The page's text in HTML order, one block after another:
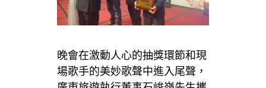
晚會在激動人心的抽獎環節和現
場歌手的美妙歌聲中進入尾聲，